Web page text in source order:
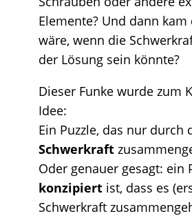
Elemente? Und dann kam
wäre, wenn die
der Lösung sein könnte?
Dieser Funke wurde zum
Idee:
Ein Puzzle, das nur durch
Schwerkraft
Oder genauer gesagt: ein
konzipiertist, dass es
Schwerkraft